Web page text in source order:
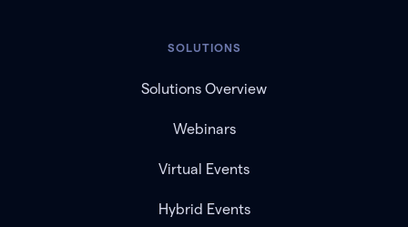
SOLUTIONS
Solutions Overview
Webinars
Virtual Events
Hybrid Events